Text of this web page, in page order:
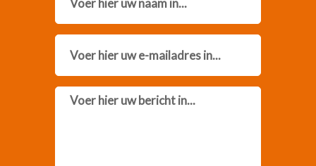
Message